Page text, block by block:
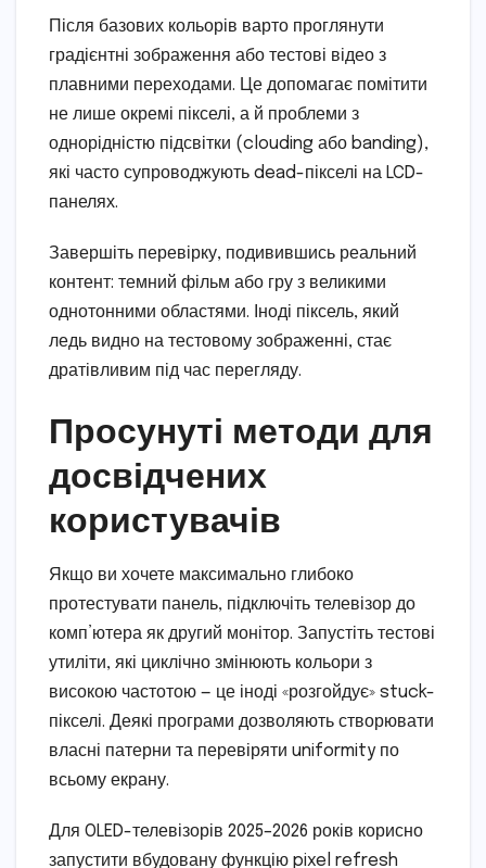
Після базових кольорів варто проглянути
градієнтні зображення або тестові відео з
плавними переходами. Це допомагає помітити
не лише окремі пікселі, а й проблеми з
однорідністю підсвітки (clouding або banding),
які часто супроводжують dead-пікселі на LCD-
панелях.
Завершіть перевірку, подивившись реальний
контент: темний фільм або гру з великими
однотонними областями. Іноді піксель, який
ледь видно на тестовому зображенні, стає
дратівливим під час перегляду.
Просунуті методи для
досвідчених
користувачів
Якщо ви хочете максимально глибоко
протестувати панель, підключіть телевізор до
комп’ютера як другий монітор. Запустіть тестові
утиліти, які циклічно змінюють кольори з
високою частотою — це іноді «розгойдує» stuck-
пікселі. Деякі програми дозволяють створювати
власні патерни та перевіряти uniformity по
всьому екрану.
Для OLED-телевізорів 2025–2026 років корисно
запустити вбудовану функцію pixel refresh